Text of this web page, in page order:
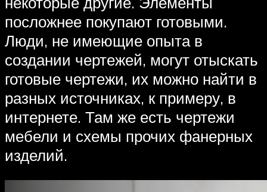
посложнее покупают готовыми.
Люди, не имеющие опыта в
создании чертежей, могут отыскать
готовые чертежи, их можно найти в
разных источниках, к примеру, в
интернете. Там же есть чертежи
мебели и схемы прочих фанерных
изделий.